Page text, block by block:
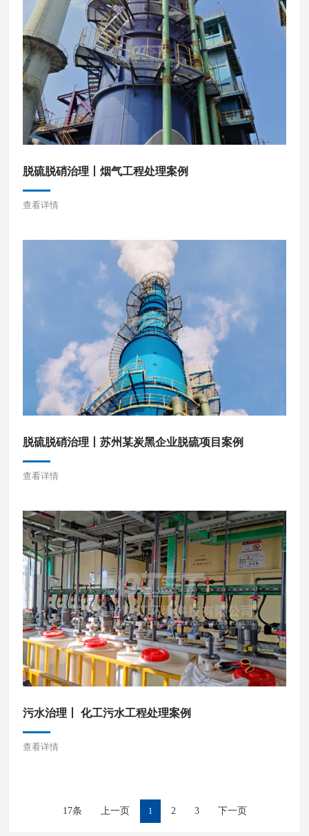
脱硫脱硝治理丨烟气工程处理案例
查看详情
脱硫脱硝治理丨苏州某炭黑企业脱硫项目案例
查看详情
污水治理丨 化工污水工程处理案例
查看详情
17条 上一页 1 2 3 下一页